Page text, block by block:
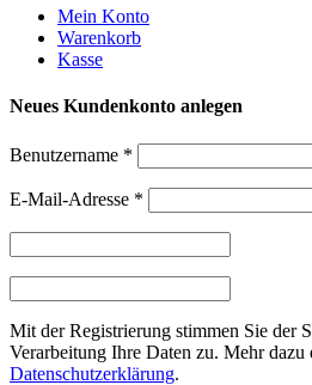
Mein Konto
Warenkorb
Kasse
Neues Kundenkonto anlegen
Benutzername *
E-Mail-Adresse *
Mit der Registrierung stimmen Sie der
Verarbeitung Ihre Daten zu. Mehr dazu
Datenschutzerklärung.